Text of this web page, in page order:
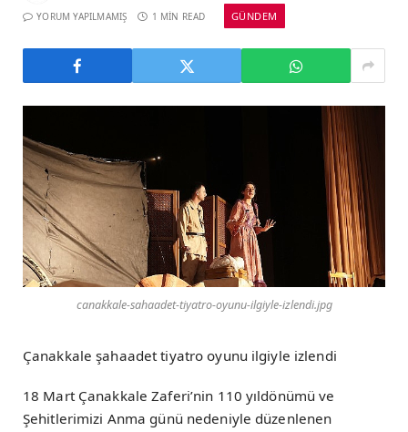
YORUM YAPILMAMIŞ 1 MIN READ GÜNDEM
canakkale-sahaadet-tiyatro-oyunu-ilgiyle-izlendi.jpg
Çanakkale şahaadet tiyatro oyunu ilgiyle izlendi
18 Mart Çanakkale Zaferi’nin 110 yıldönümü ve
Şehitlerimizi Anma günü nedeniyle düzenlenen